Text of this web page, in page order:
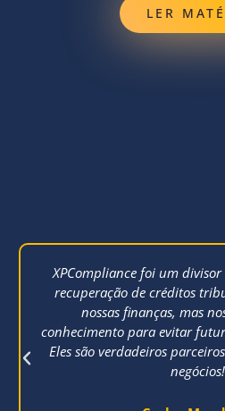
LER
XPCompliance foi um
recuperação de créditos
nossas finanças, mas
conhecimento para evitar
Eles são verdadeiros